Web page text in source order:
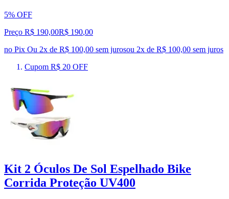
5% OFF
Preço R$ 190,00R$ 190,00
no Pix Ou 2x de R$ 100,00 sem jurosou 2x de R$ 100,00 sem juros
Cupom R$ 20 OFF
Kit 2 Óculos De Sol Espelhado Bike
Corrida Proteção UV400